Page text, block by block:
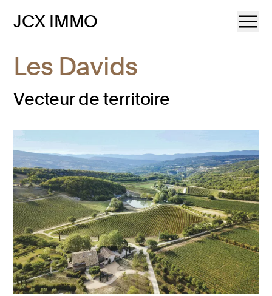
JCX IMMO
Les Davids
Vecteur de territoire